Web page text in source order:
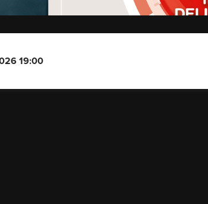
19:00